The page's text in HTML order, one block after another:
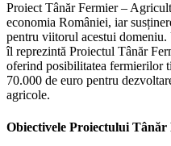
Proiect Tânăr Fermier –
economia României, iar
pentru viitorul acestui domeniu.
îl reprezintă Proiectul Tânăr
oferind posibilitatea fermierilor
70.000 de euro pentru
agricole.
Obiectivele Proiectului